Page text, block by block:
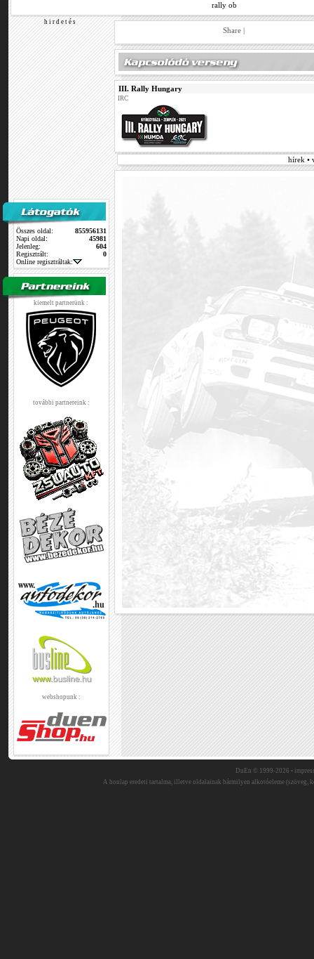
rally ob
h i r d e t é s
Összes oldal:
855956131
Napi oldal:
45981
Jelenleg:
604
Regisztrált:
0
Online regisztráltak:
kiemelt partnerünk :
további partnereink :
webshopunk :
Share |
III. Rally Hungary
IRC
hírek •
DuEn © 1999-2026 •
A honlap eredeti tartalma, illetve oldalainak bármilyen alkotóeleme (szöveg,